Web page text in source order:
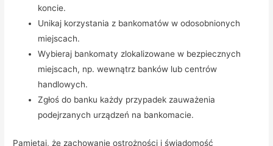
koncie.
Unikaj korzystania z bankomatów w odosobnionych
miejscach.
Wybieraj bankomaty zlokalizowane w bezpiecznych
miejscach, np. wewnątrz banków lub centrów
handlowych.
Zgłoś do banku każdy przypadek zauważenia
podejrzanych urządzeń na bankomacie.
Pamiętaj, że zachowanie ostrożności i świadomość